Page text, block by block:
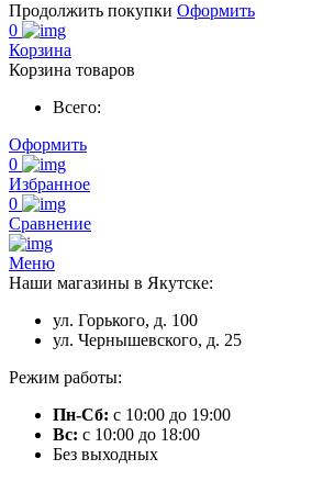
Продолжить покупки Оформить
0
Корзина
Корзина товаров
Всего:
Оформить
0
Избранное
0
Сравнение
Меню
Наши магазины в Якутске:
ул. Горького, д. 100
ул. Чернышевского, д. 25
Режим работы:
Пн-Сб: с 10:00 до 19:00
Вс: с 10:00 до 18:00
Без выходных